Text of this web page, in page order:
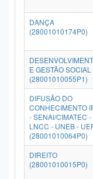
DANÇA
(28001010174P0)
E GESTÃO SOCIAL
(28001010055P1)
DIFUSÃO DO
CONHECIMENTO
- SENAI/CIMATEC -
LNCC - UNEB -
(28001010064P0)
DIREITO
(28001010015P0)